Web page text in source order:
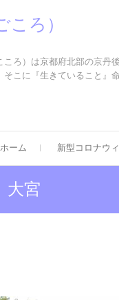
ころ）
ころ）は京都府北部の京丹
そこに『生きていること』
ホーム 新型コロナウ
大宮